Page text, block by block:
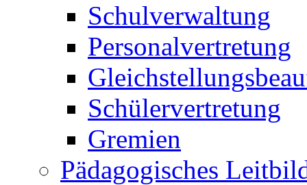
Schulverwaltung
Personalvertretung
Schülervertretung
Gremien
Pädagogisches